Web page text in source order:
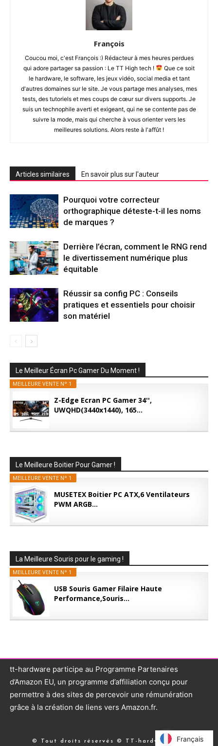
François
Coucou moi, c'est François :) Rédacteur à mes heures perdues
qui adore partager sa passion : Le TT High tech !
Que ce soit
le hardware, le software, les jeux vidéo, social media et tant
d'autres domaines sur le site. Je vous partage mes analyses, mes
tests, des tutoriels et mes coups de cœur sur divers supports. Je
suis un technophile averti et exigeant, qui ne se contente pas de
suivre la mode, mais qui cherche à vous orienter vers les
meilleures solutions. Alors reste à l'affût !
Articles similaires En savoir plus sur l'auteur
Pourquoi votre correcteur
orthographique déteste-t-il les noms
de marques ?
Derrière l’écran, comment le RNG rend
le divertissement numérique plus
équitable
Réussir sa config PC : Conseils
pratiques et essentiels pour choisir
son matériel
Le Meilleur Écran Pc Gamer Du Moment !
MEILLEURE VENTE N° 1
Z-Edge Ecran PC Gamer 34'',
UWQHD(3440x1440), 165...
Le Meilleure Boitier Pour Gamer !
MEILLEURE VENTE N° 1
MUSETEX Boitier PC ATX,6 Ventilateurs
PWM ARGB...
La Meilleure Souris pour le gaming !
MEILLEURE VENTE N° 1
USB Souris Gamer Filaire Haute
Performance,Souris...
tt-hardware participe au Programme Partenaires
d’Amazon EU, un programme d’affiliation conçu pour
permettre à des sites de percevoir une rémunération
grâce à la création de liens vers Amazon.fr.
© Tout droits réservés © TT-hardware.comFrançais
Français